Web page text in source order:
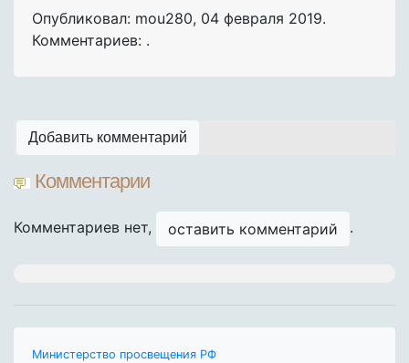
Опубликовал: mou280, 04 февраля 2019.
Комментариев: .
Добавить комментарий
Комментарии
Комментариев нет, оставить комментарий .
Министерство просвещения РФ